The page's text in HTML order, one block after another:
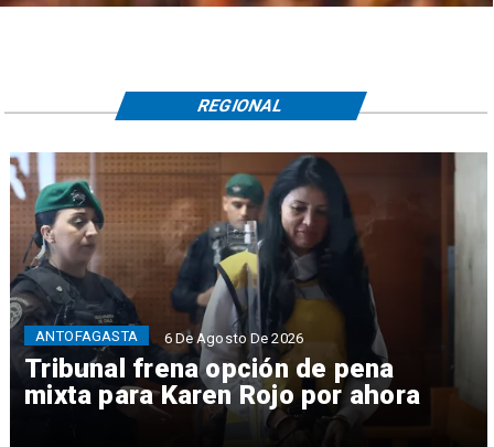
Tribunal frena opción de pena
mixta para Karen Rojo por ahora
ANTOFAGASTA 6 De Agosto De 2026
REGIONAL